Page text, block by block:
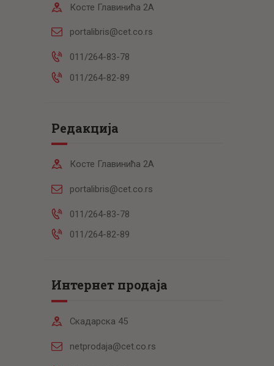
Косте Главинића 2А
portalibris@cet.co.rs
011/264-83-78
011/264-82-89
Редакција
Косте Главинића 2А
portalibris@cet.co.rs
011/264-83-78
011/264-82-89
Интернет продаја
Скадарска 45
netprodaja@cet.co.rs